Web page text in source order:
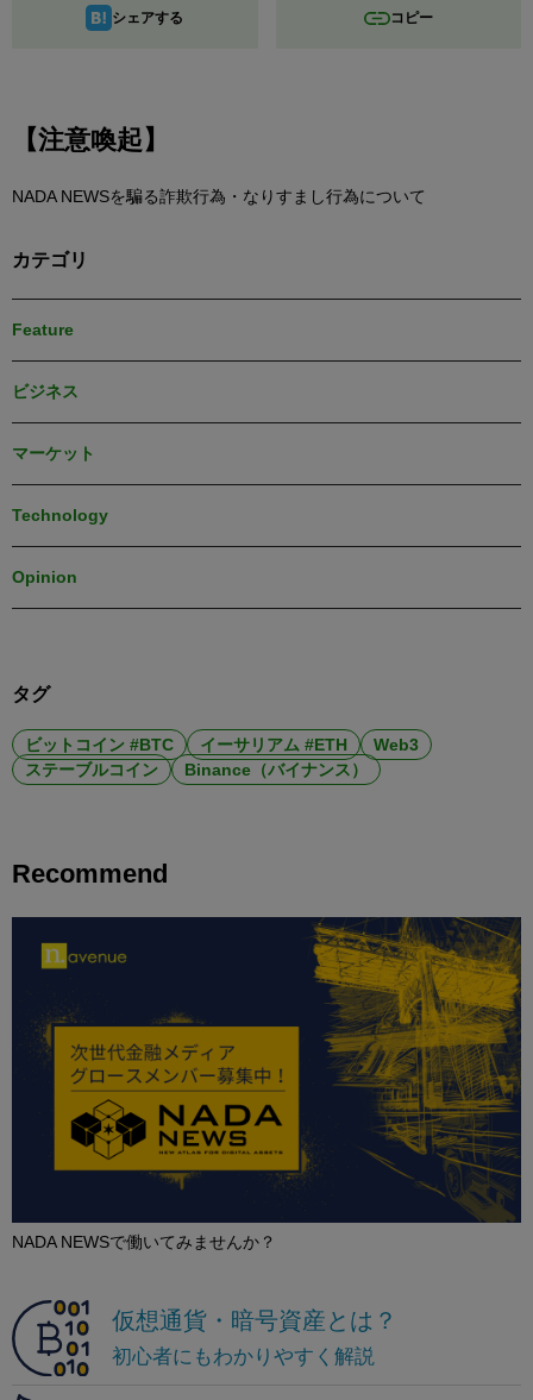
シェアする コピー
【注意喚起】
NADA NEWSを騙る詐欺行為・なりすまし行為について
カテゴリ
Feature
ビジネス
マーケット
Technology
Opinion
タグ
ビットコイン #BTC イーサリアム #ETH
Web3
ステーブルコイン
Binance（バイナンス）
Recommend
NADA NEWSで働いてみませんか？